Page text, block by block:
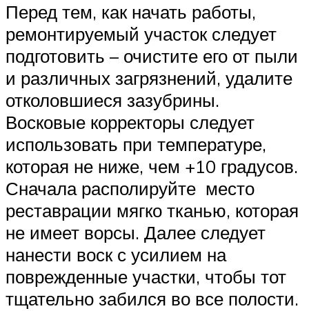
Перед тем, как начать работы,
ремонтируемый участок следует
подготовить – очистите его от пыли
и различных загрязнений, удалите
отколовшиеся зазубрины.
Восковые корректоры следует
использовать при температуре,
которая не ниже, чем +10 градусов.
Сначала располируйте место
реставрации мягко тканью, которая
не имеет ворсы. Далее следует
нанести воск с усилием на
поврежденные участки, чтобы тот
тщательно забился во все полости.